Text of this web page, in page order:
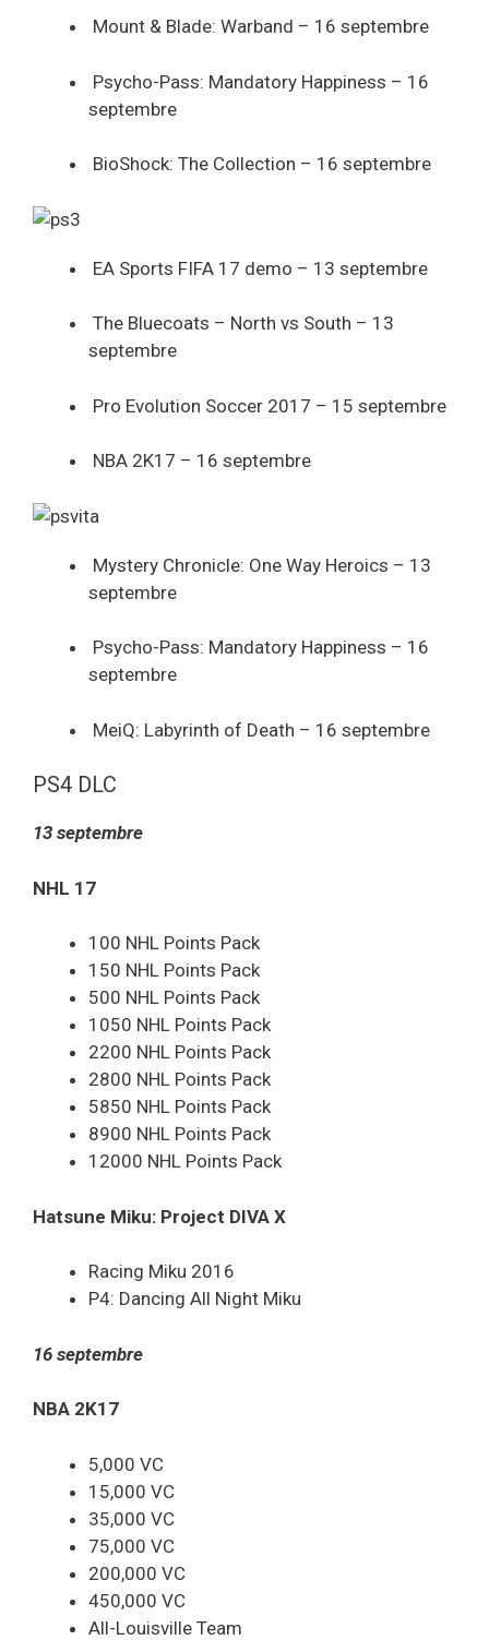
Mount & Blade: Warband – 16 septembre
Psycho-Pass: Mandatory Happiness – 16
septembre
BioShock: The Collection – 16 septembre
EA Sports FIFA 17 demo – 13 septembre
The Bluecoats – North vs South – 13
septembre
Pro Evolution Soccer 2017 – 15 septembre
NBA 2K17 – 16 septembre
Mystery Chronicle: One Way Heroics – 13
septembre
Psycho-Pass: Mandatory Happiness – 16
septembre
MeiQ: Labyrinth of Death – 16 septembre
PS4 DLC
13 septembre
NHL 17
100 NHL Points Pack
150 NHL Points Pack
500 NHL Points Pack
1050 NHL Points Pack
2200 NHL Points Pack
2800 NHL Points Pack
5850 NHL Points Pack
8900 NHL Points Pack
12000 NHL Points Pack
Hatsune Miku: Project DIVA X
Racing Miku 2016
P4: Dancing All Night Miku
16 septembre
NBA 2K17
5,000 VC
15,000 VC
35,000 VC
75,000 VC
200,000 VC
450,000 VC
All-Louisville Team